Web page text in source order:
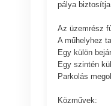
pálya
Az üzemrész
A műhelyhez
Egy külön
Egy szintén
Parkolás
Közművek: